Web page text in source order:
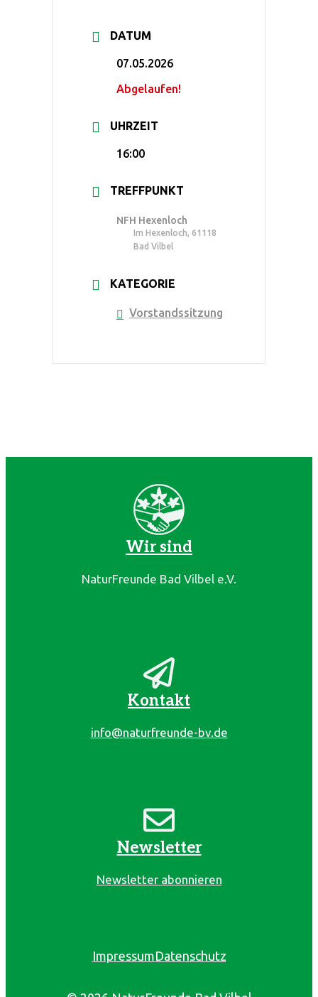
DATUM
07.05.2026
Abgelaufen!
UHRZEIT
16:00
TREFFPUNKT
NFH Hexenloch
Im Hexenloch, 61118
Bad Vilbel
KATEGORIE
Vorstandssitzung
Wir sind
NaturFreunde Bad Vilbel e.V.
Kontakt
info@naturfreunde-bv.de
Newsletter
Newsletter abonnieren
ImpressumDatenschutz